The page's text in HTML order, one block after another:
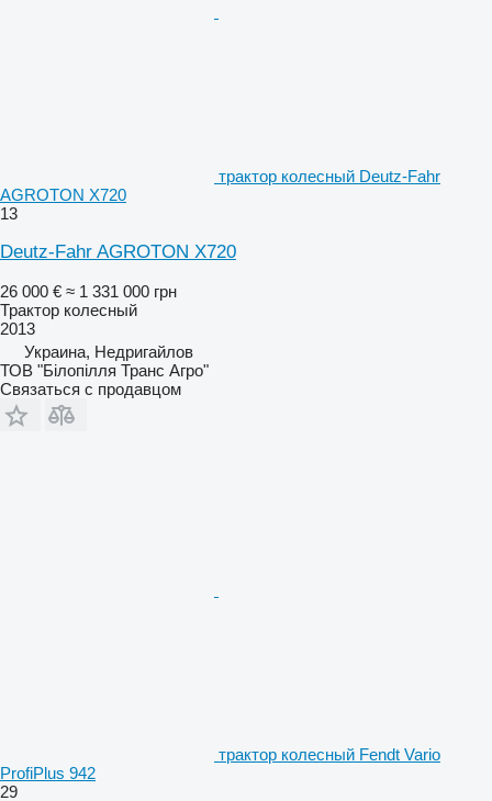
трактор колесный Deutz-Fahr
AGROTON X720
13
Deutz-Fahr AGROTON X720
26 000 € ≈ 1 331 000 грн
Трактор колесный
2013
Украина, Недригайлов
ТОВ "Білопілля Транс Агро"
Связаться с продавцом
трактор колесный Fendt Vario
ProfiPlus 942
29